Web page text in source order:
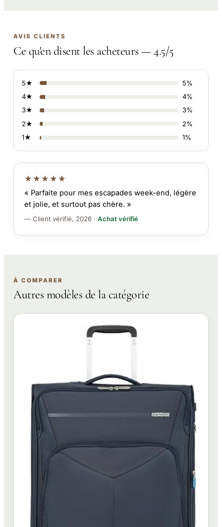
AVIS CLIENTS
Ce qu'en disent les acheteurs — 4.5/5
5★
5%
4★
4%
3★
3%
2★
2%
1★
1%
★★★★★
« Parfaite pour mes escapades week-end, légère
et jolie, et surtout pas chère. »
— Client vérifié, 2026 · Achat vérifié
À COMPARER
Autres modèles de la catégorie